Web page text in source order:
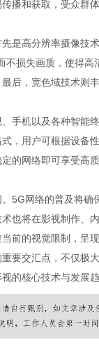
播和获取，受众群
是高分辨率摄像技
损失画质，使得
后，宽色域技术则
手机以及各种智能
，用户可根据设备
的网络即可享受高
5G网络的普及将
也将在影视制作、
前的视觉限制，呈
要交汇点，不仅极
的核心技术与发展